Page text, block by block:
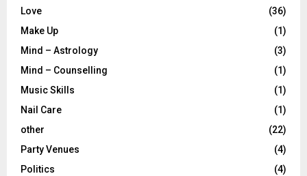
Love
(36)
Make Up
(1)
Mind – Astrology
(3)
Mind – Counselling
(1)
Music Skills
(1)
Nail Care
(1)
other
(22)
Party Venues
(4)
Politics
(4)